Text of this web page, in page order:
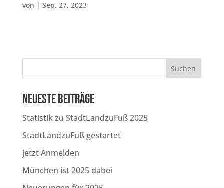
von | Sep. 27, 2023
Suchen
Neueste Beiträge
Statistik zu StadtLandzuFuß 2025
StadtLandzuFuß gestartet
jetzt Anmelden
München ist 2025 dabei